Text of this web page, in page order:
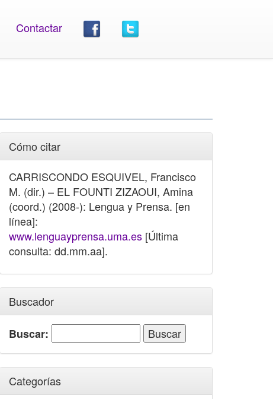
Contactar
Cómo citar
CARRISCONDO ESQUIVEL, Francisco
M. (dir.) – EL FOUNTI ZIZAOUI, Amina
(coord.) (2008-): Lengua y Prensa. [en
línea]:
www.lenguayprensa.uma.es [Última
consulta: dd.mm.aa].
Buscador
Buscar:
Categorías